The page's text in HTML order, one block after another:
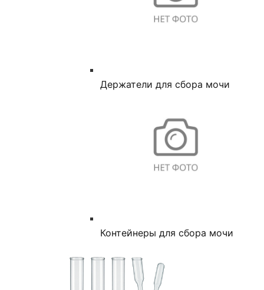
Держатели для сбора мочи
Контейнеры для сбора мочи